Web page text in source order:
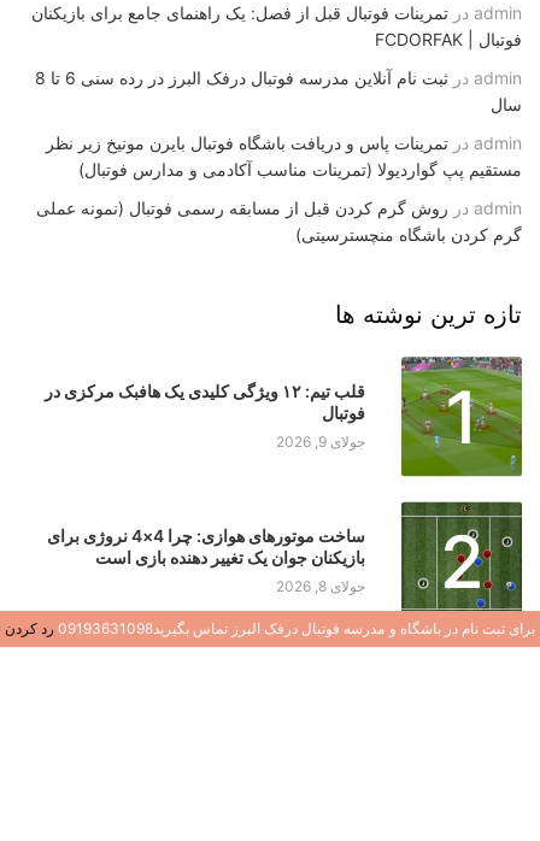
admin در تمرینات فوتبال قبل از فصل: یک راهنمای جامع برای بازیکنان
فوتبال | FCDORFAK
admin در
ثبت نام آنلاین مدرسه فوتبال درفک البرز در رده سنی 6 تا 8
سال
admin در تمرینات پاس و دریافت باشگاه فوتبال بایرن مونیخ زیر نظر
مستقیم پپ گواردیولا (تمرینات مناسب آکادمی و مدارس فوتبال)
admin در روش گرم کردن قبل از مسابقه رسمی فوتبال (نمونه عملی
گرم کردن باشگاه منچسترسیتی)
تازه ترین نوشته ها
1
قلب تیم: ۱۲ ویژگی کلیدی یک هافبک مرکزی در
فوتبال
جولای 9, 2026
2
ساخت موتورهای هوازی: چرا 4×4 نروژی برای
بازیکنان جوان یک تغییر دهنده بازی است
جولای 8, 2026
برای ثبت نام در باشگاه و مدرسه فوتبال درفک البرز تماس بگیرید09193631098 رد کردن